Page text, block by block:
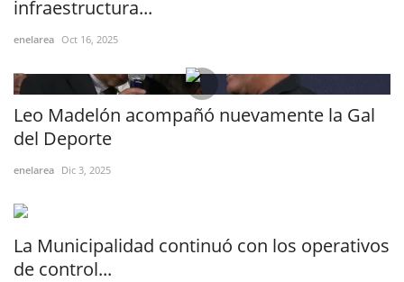
infraestructura...
enelarea Oct 16, 2025
Leo Madelón acompañó nuevamente la Gal
del Deporte
enelarea Dic 3, 2025
La Municipalidad continuó con los operativos
de control...